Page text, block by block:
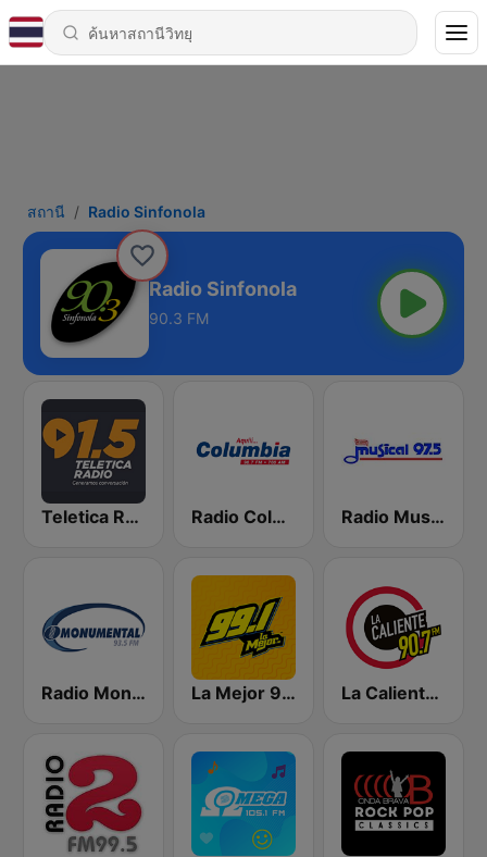
สถานี Radio Sinfonola
Radio Sinfonola
90.3 FM
Teletica Radio 91.5 FM Radio Columbia Radio Musical
Radio Monumental La Mejor 99.1 La Caliente 90.7 FM